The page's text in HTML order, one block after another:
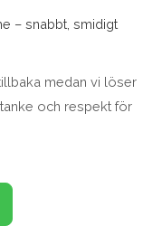
– snabbt, smidigt
medan vi löser
och respekt för